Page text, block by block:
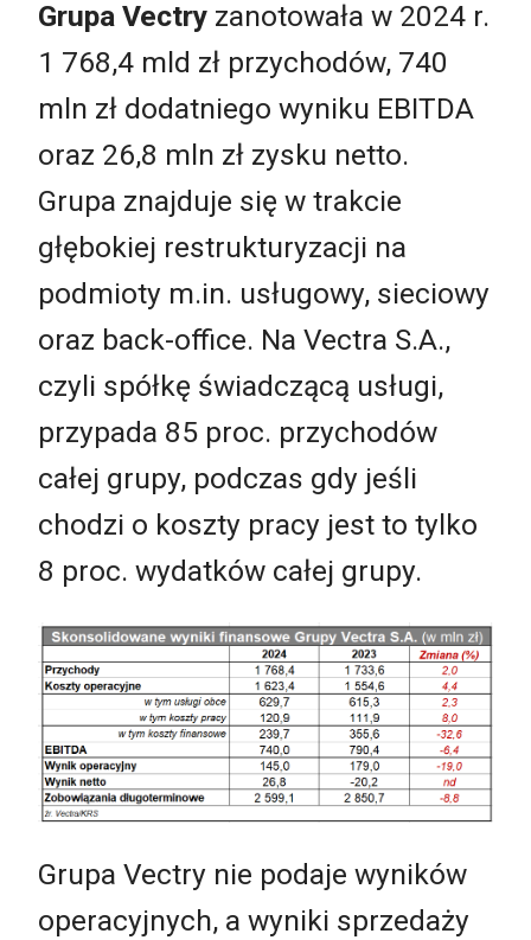
Grupa Vectry zanotowała w 2024 r.
1 768,4 mld zł przychodów, 740
mln zł dodatniego wyniku EBITDA
oraz 26,8 mln zł zysku netto.
Grupa znajduje się w trakcie
głębokiej restrukturyzacji na
podmioty m.in. usługowy, sieciowy
oraz back-office. Na Vectra S.A.,
czyli spółkę świadczącą usługi,
przypada 85 proc. przychodów
całej grupy, podczas gdy jeśli
chodzi o koszty pracy jest to tylko
8 proc. wydatków całej grupy.
Grupa Vectry nie podaje wyników
operacyjnych, a wyniki sprzedaży